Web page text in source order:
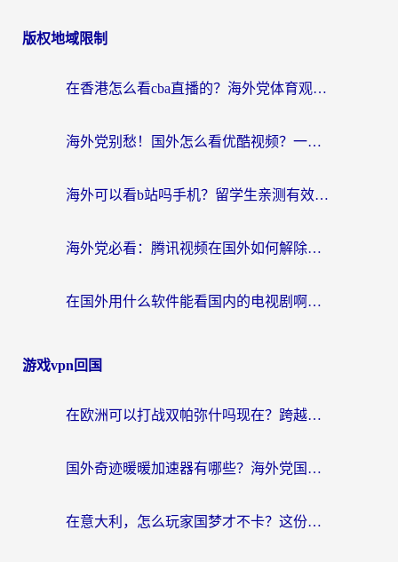
版权地域限制
在香港怎么看cba直播的？海外党体育观赛终极指南：告别版权限制，畅享中文解说
海外党别愁！国外怎么看优酷视频？一招解决追剧、看直播难题
海外可以看b站吗手机？留学生亲测有效的回国加速指南
海外党必看：腾讯视频在国外如何解除地域限制？附优酷咪咕使用指南
在国外用什么软件能看国内的电视剧啊？留学生亲测有效的回国加速方案
游戏vpn回国
在欧洲可以打战双帕弥什吗现在？跨越延迟墙的实战指南
国外奇迹暖暖加速器有哪些？海外党国服游戏畅玩终极指南（附亲测推荐）
在意大利，怎么玩家国梦才不卡？这份终极加速指南请收好